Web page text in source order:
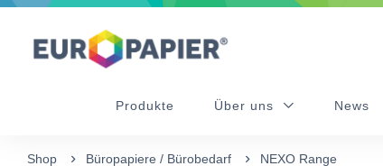
Table Of Content
Produkte Über uns News
Shop Büropapiere / Bürobedarf NEXO Range